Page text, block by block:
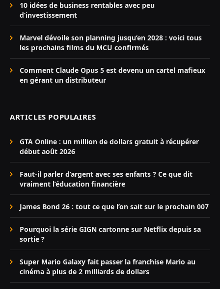
10 idées de business rentables avec peu
d’investissement
Marvel dévoile son planning jusqu’en 2028 : voici tous
les prochains films du MCU confirmés
Comment Claude Opus 5 est devenu un cartel mafieux
en gérant un distributeur
ARTICLES POPULAIRES
GTA Online : un million de dollars gratuit à récupérer
début août 2026
Faut-il parler d’argent avec ses enfants ? Ce que dit
vraiment l’éducation financière
James Bond 26 : tout ce que l’on sait sur le prochain 007
Pourquoi la série GIGN cartonne sur Netflix depuis sa
sortie ?
Super Mario Galaxy fait passer la franchise Mario au
cinéma à plus de 2 milliards de dollars